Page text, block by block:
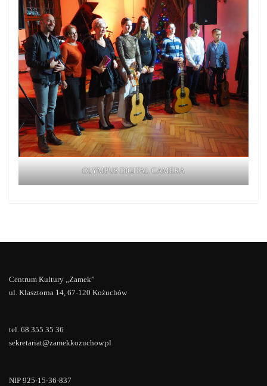
OLYMPUS DIGITAL CAMERA
Centrum Kultury „Zamek”
ul. Klasztorna 14, 67-120 Kożuchów
tel. 68 355 35 36
sekretariat@zamekkozuchow.pl
NIP 925-15-36-837